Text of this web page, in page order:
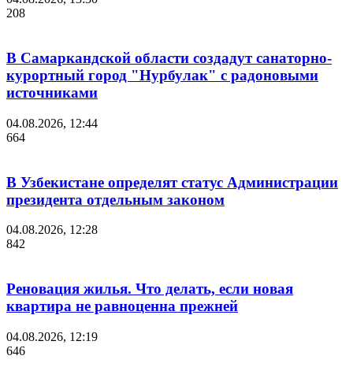
208
В Самаркандской области создадут санаторно-
курортный город "Нурбулак" с радоновыми
источниками
04.08.2026, 12:44
664
В Узбекистане определят статус Администрации
президента отдельным законом
04.08.2026, 12:28
842
Реновация жилья. Что делать, если новая
квартира не равноценна прежней
04.08.2026, 12:19
646